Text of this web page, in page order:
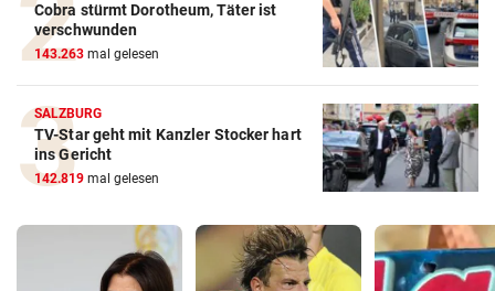
Cobra stürmt Dorotheum, Täter ist
verschwunden
143.263 mal gelesen
SALZBURG
TV-Star geht mit Kanzler Stocker hart
ins Gericht
142.819 mal gelesen